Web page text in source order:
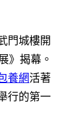
門城樓開
》揭幕。
養網活著
行的第一